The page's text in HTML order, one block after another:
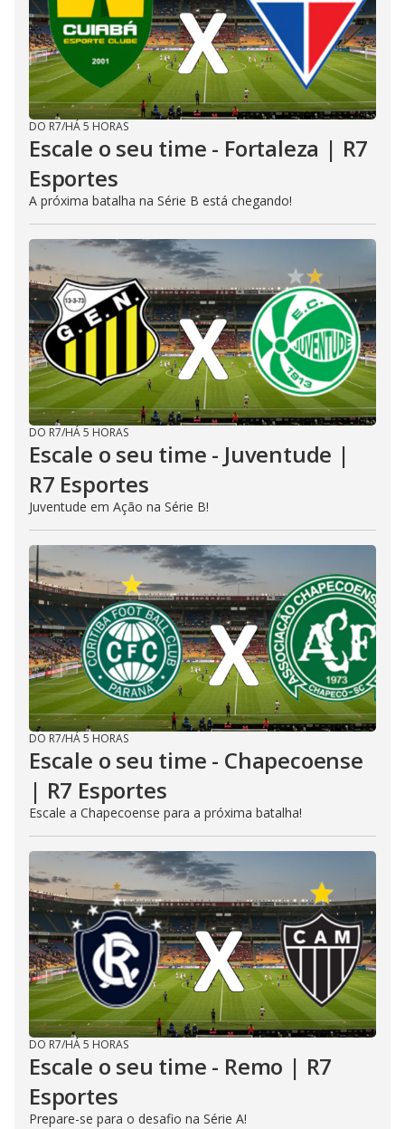
DO R7/HÁ 5 HORAS
Escale o seu time - Fortaleza | R7
Esportes
A próxima batalha na Série B está chegando!
DO R7/HÁ 5 HORAS
Escale o seu time - Juventude |
R7 Esportes
Juventude em Ação na Série B!
DO R7/HÁ 5 HORAS
Escale o seu time - Chapecoense
| R7 Esportes
Escale a Chapecoense para a próxima batalha!
DO R7/HÁ 5 HORAS
Escale o seu time - Remo | R7
Esportes
Prepare-se para o desafio na Série A!